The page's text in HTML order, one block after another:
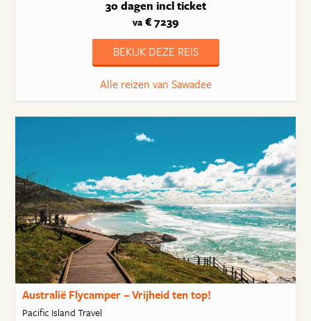
30 dagen incl ticket
va€ 7239
BEKIJK DEZE REIS
Alle reizen van Sawadee
Australië Flycamper – Vrijheid ten top!
Pacific Island Travel